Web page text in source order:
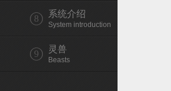
系统介绍
System introduction
8
灵兽
Beasts
9